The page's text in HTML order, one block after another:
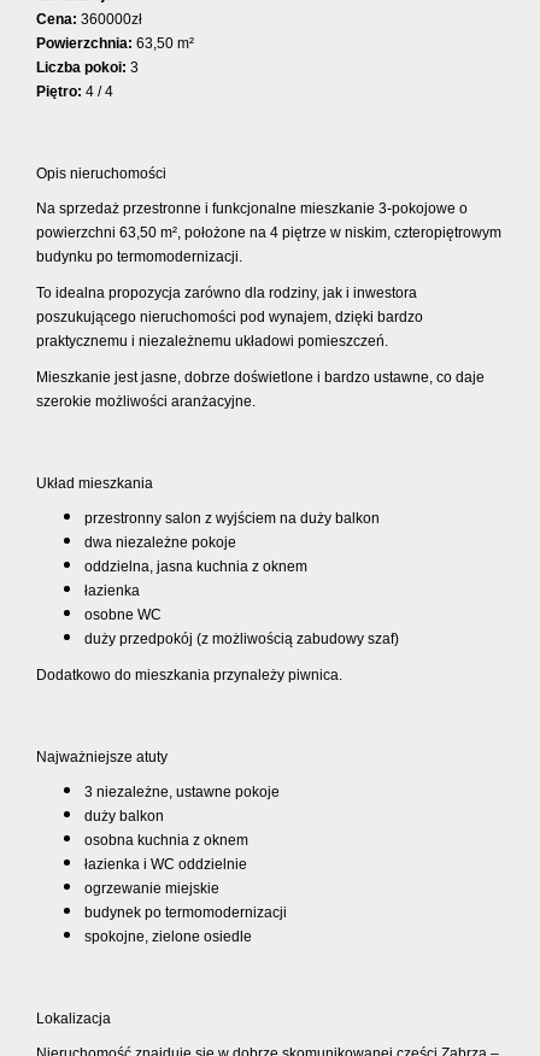
Cena: 360000zł
Powierzchnia: 63,50 m²
Liczba pokoi: 3
Piętro: 4 / 4
Opis nieruchomości
Na sprzedaż przestronne i funkcjonalne mieszkanie 3-pokojowe o
powierzchni 63,50 m², położone na 4 piętrze w niskim, czteropiętrowym
budynku po termomodernizacji.
To idealna propozycja zarówno dla rodziny, jak i inwestora
poszukującego nieruchomości pod wynajem, dzięki bardzo
praktycznemu i niezależnemu układowi pomieszczeń.
Mieszkanie jest jasne, dobrze doświetlone i bardzo ustawne, co daje
szerokie możliwości aranżacyjne.
Układ mieszkania
przestronny salon z wyjściem na duży balkon
dwa niezależne pokoje
oddzielna, jasna kuchnia z oknem
łazienka
osobne WC
duży przedpokój (z możliwością zabudowy szaf)
Dodatkowo do mieszkania przynależy piwnica.
Najważniejsze atuty
3 niezależne, ustawne pokoje
duży balkon
osobna kuchnia z oknem
łazienka i WC oddzielnie
ogrzewanie miejskie
budynek po termomodernizacji
spokojne, zielone osiedle
Lokalizacja